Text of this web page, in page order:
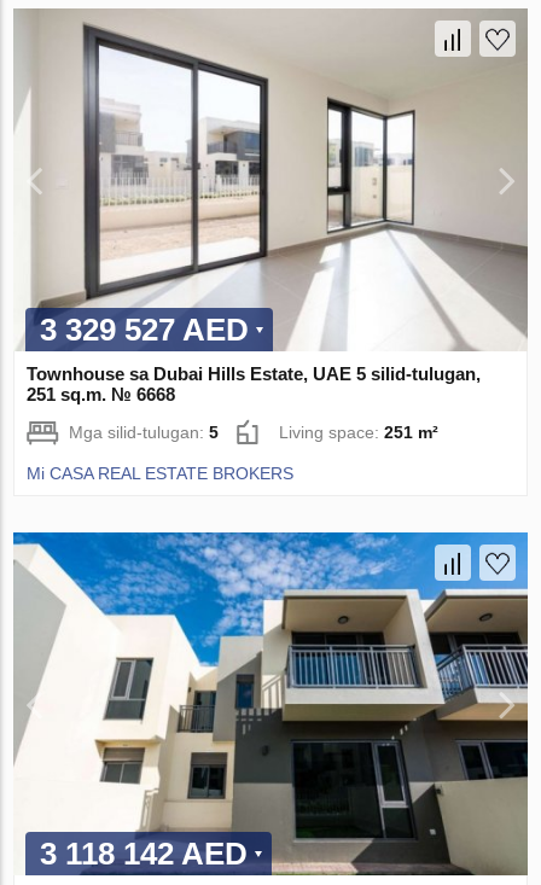
3 329 527 AED
Townhouse sa Dubai Hills Estate, UAE 5 silid-tulugan,
251 sq.m. № 6668
Mga silid-tulugan:5 Living space:251 m²
Mi CASA REAL ESTATE BROKERS
3 118 142 AED